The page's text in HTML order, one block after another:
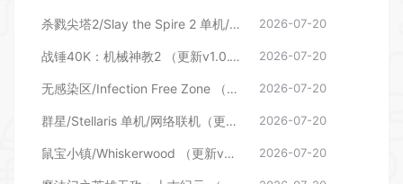
杀戮尖塔2/Slay the Spire 2 单机/网络联机 更新v0.103.3 2026-07-20
战锤40K：机械神教2 （更新v1.0.1.26） 2026-07-20
无感染区/Infection Free Zone （更新v0.26.6.18） 2026-07-20
群星/Stellaris 单机/网络联机（更新v4.4.4—更新DLC） 2026-07-20
鼠宝小镇/Whiskerwood （更新v0.6.193.0） 2026-07-20